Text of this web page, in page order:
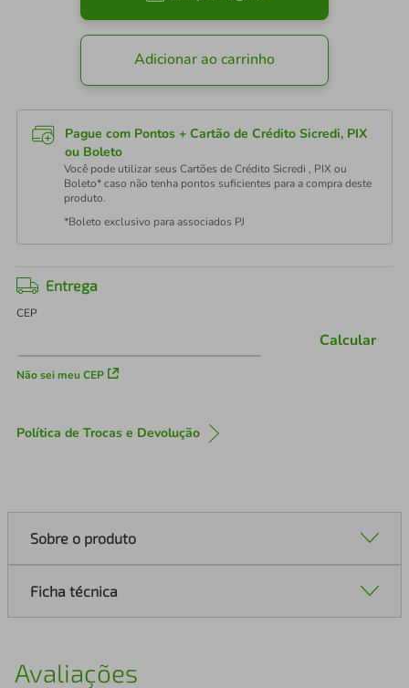
Adicionar ao carrinho
Pague com Pontos + Cartão de Crédito Sicredi, PIX
ou Boleto
Você pode utilizar seus Cartões de Crédito Sicredi , PIX ou
Boleto* caso não tenha pontos suficientes para a compra deste
produto.
*Boleto exclusivo para associados PJ
Entrega
CEP
Não sei meu CEP
Calcular
Política de Trocas e Devolução
Sobre o produto
Ficha técnica
Avaliações